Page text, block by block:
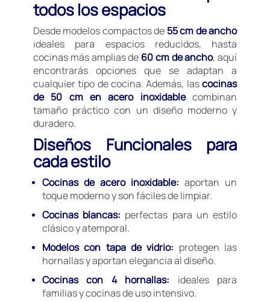
todos los espacios
Desde modelos compactos de 55 cm de ancho
ideales para espacios reducidos, hasta
cocinas más amplias de 60 cm de ancho, aquí
encontrarás opciones que se adaptan a
cualquier tipo de cocina. Además, lascocinas
de 50 cm en acero inoxidablecombinan
tamaño práctico con un diseño moderno y
duradero.
Diseños Funcionales para
cada estilo
Cocinas de acero inoxidable: aportan un
toque moderno y son fáciles de limpiar.
Cocinas blancas: perfectas para un estilo
clásico y atemporal.
Modelos con tapa de vidrio: protegen las
hornallas y aportan elegancia al diseño.
Cocinas con 4 hornallas: ideales para
familias y cocinas de uso intensivo.